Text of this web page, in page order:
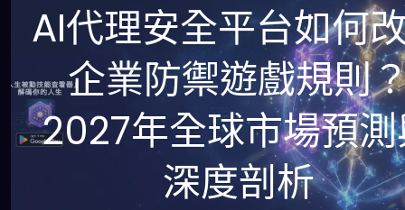
AI代理安全平台如何
企業防禦遊戲規則
2027年全球市場預
深度剖析